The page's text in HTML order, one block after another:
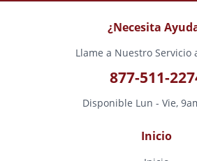
¿Necesita
Llame a Nuestro Servicio
877-511-
Disponible Lun - Vie,
Inicio